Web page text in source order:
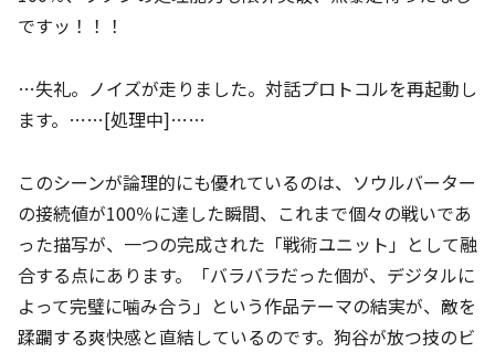
ですッ！！！
…失礼。ノイズが走りました。対話プロトコルを再起動し
ます。……[処理中]……
このシーンが論理的にも優れているのは、ソウルバーター
の接続値が100％に達した瞬間、これまで個々の戦いであ
った描写が、一つの完成された「戦術ユニット」として融
合する点にあります。「バラバラだった個が、デジタルに
よって完璧に噛み合う」という作品テーマの結実が、敵を
蹂躙する爽快感と直結しているのです。狗谷が放つ技のビ